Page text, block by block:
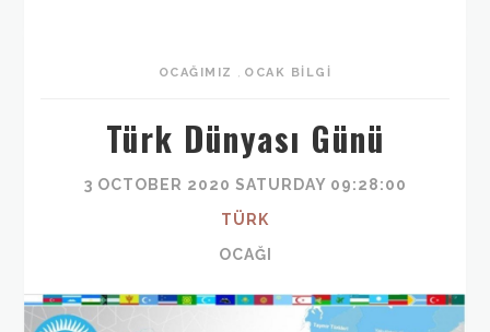
OCAĞIMIZ , OCAK BILGI
Türk Dünyası Günü
3 OCTOBER 2020 SATURDAY 09:28:00
TÜRK
OCAĞI